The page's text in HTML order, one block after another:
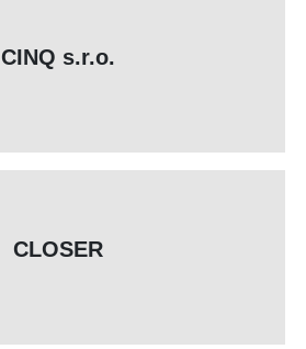
CINQ s.r.o.
CLOSER